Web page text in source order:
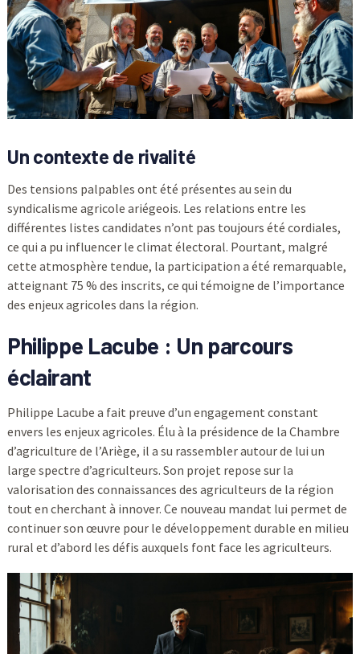
Un contexte de rivalité
Des tensions palpables ont été présentes au sein du
syndicalisme agricole ariégeois. Les relations entre les
différentes listes candidates n’ont pas toujours été cordiales,
ce qui a pu influencer le climat électoral. Pourtant, malgré
cette atmosphère tendue, la participation a été remarquable,
atteignant 75 % des inscrits, ce qui témoigne de l’importance
des enjeux agricoles dans la région.
Philippe Lacube : Un parcours
éclairant
Philippe Lacube a fait preuve d’un engagement constant
envers les enjeux agricoles. Élu à la présidence de la Chambre
d’agriculture de l’Ariège, il a su rassembler autour de lui un
large spectre d’agriculteurs. Son projet repose sur la
valorisation des connaissances des agriculteurs de la région
tout en cherchant à innover. Ce nouveau mandat lui permet de
continuer son œuvre pour le développement durable en milieu
rural et d’abord les défis auxquels font face les agriculteurs.